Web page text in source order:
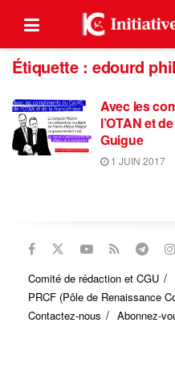
Étiquette :edourd
Avec les
l’OTAN et
Guigue
1 JUIN 2017
Comité de rédaction et CGU
PRCF (Pôle de Renaissance
Contactez-nous
Abonnez-